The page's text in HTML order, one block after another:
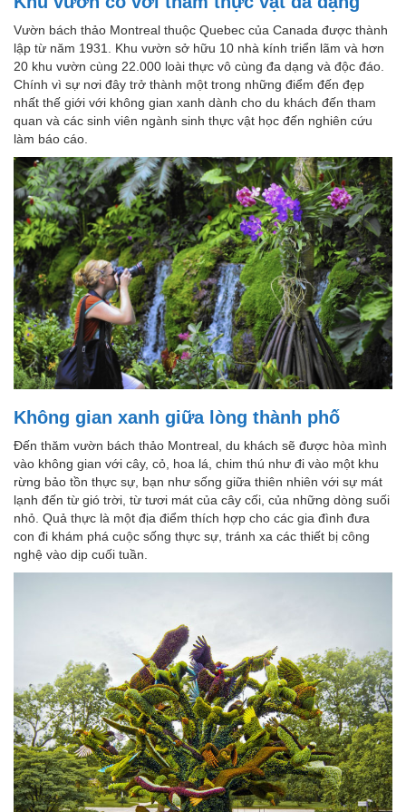
Vườn bách thảo Montreal thuộc Quebec của Canada được thành
lập từ năm 1931. Khu vườn sở hữu 10 nhà kính triển lãm và hơn
20 khu vườn cùng 22.000 loài thực vô cùng đa dạng và độc đáo.
Chính vì sự nơi đây trở thành một trong những điểm đến đẹp
nhất thế giới với không gian xanh dành cho du khách đến tham
quan và các sinh viên ngành sinh thực vật học đến nghiên cứu
làm báo cáo.
Không gian xanh giữa lòng thành phố
Đến thăm vườn bách thảo Montreal, du khách sẽ được hòa mình
vào không gian với cây, cỏ, hoa lá, chim thú như đi vào một khu
rừng bảo tồn thực sự, bạn như sống giữa thiên nhiên với sự mát
lạnh đến từ gió trời, từ tươi mát của cây cối, của những dòng suối
nhỏ. Quả thực là một địa điểm thích hợp cho các gia đình đưa
con đi khám phá cuộc sống thực sự, tránh xa các thiết bị công
nghệ vào dịp cuối tuần.